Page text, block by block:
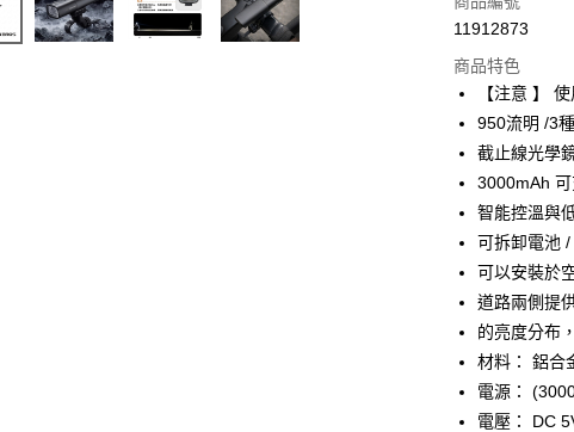
3 期 0 利率
合作金庫商業
華南商業銀行
國泰世華商業
臺灣中小企業
匯豐（台灣）
聯邦商業銀行
元大商業銀行
台新國際商業
台灣樂天信用
6 期 0 利率
合作金庫商業
華南商業銀行
上海商業儲蓄
臺灣中小企業
匯豐（台灣）
聯邦商業銀行
元大商業銀行
玉山商業銀行
台灣樂天信用
LINE Pay
Apple Pay
街口支付
悠遊付
Google Pay
ATM付款
11912873
商品特色
【注意 】
950流明 /3
截止線光學
3000mAh
智能控溫與
可拆卸電池
可以安裝於
道路兩側提
的亮度分布
材料： 鋁合
電源：
電壓： DC